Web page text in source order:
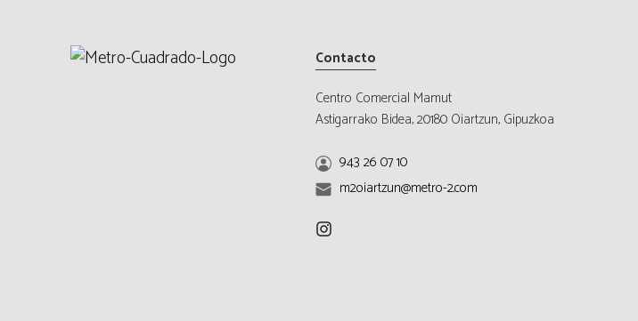
Contacto
Centro Comercial Mamut
Astigarrako Bidea, 20180 Oiartzun, Gipuzkoa
943 26 07 10
m2oiartzun@metro-2.com